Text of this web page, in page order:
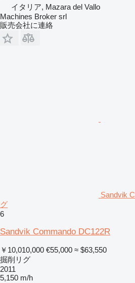
イタリア, Mazara del Vallo
Machines Broker srl
販売会社に連絡
Sandvik
グ
6
Sandvik Commando DC122R
￥10,010,000 €55,000 ≈ $63,550
掘削リグ
2011
5,150 m/h